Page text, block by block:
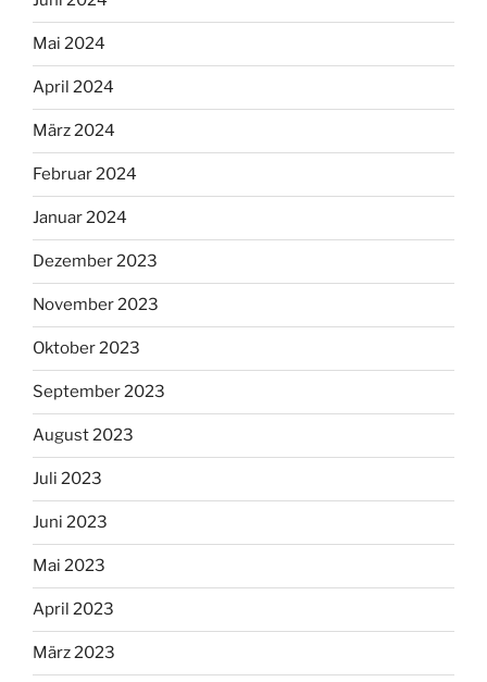
Mai 2024
April 2024
März 2024
Februar 2024
Januar 2024
Dezember 2023
November 2023
Oktober 2023
September 2023
August 2023
Juli 2023
Juni 2023
Mai 2023
April 2023
März 2023